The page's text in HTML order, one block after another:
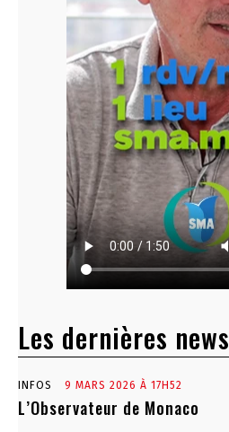
Les dernières news
INFOS 9 MARS 2026 À 17H52
L’Observateur de Monaco